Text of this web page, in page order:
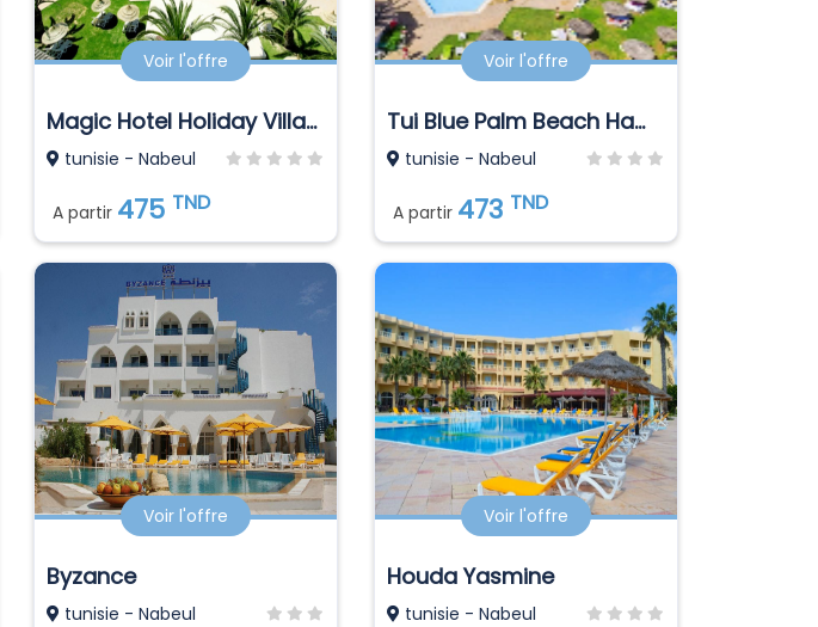
Voir l'offre
Magic Hotel Holiday Village El Manar
tunisie - Nabeul
A partir 475 TND
Voir l'offre
Tui Blue Palm Beach Hammamet
tunisie - Nabeul
A partir 473 TND
Voir l'offre
Byzance
tunisie - Nabeul
Voir l'offre
Houda Yasmine
tunisie - Nabeul